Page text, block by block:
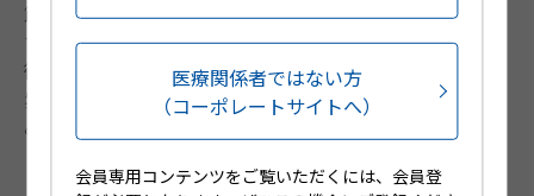
節、中枢神経など他臓器障害をきたし、若年女性に好発
する原因不明の自己免疫疾患。皮膚症状としては最も特
徴的な、頬部に生じる蝶形紅斑以外に、リベド、浸潤性
紫斑、四肢潰瘍（血管炎）、点状出血（血小板減少）が
みられる。
【クリオグロブリン血症】種々の原因によりクリオグロ
医療関係者ではない方
（コーポレートサイトへ）
会員専用コンテンツをご覧いただくには、会員登